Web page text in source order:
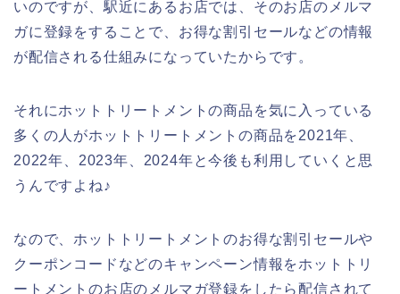
いのですが、駅近にあるお店では、そのお店のメルマ
ガに登録をすることで、お得な割引セールなどの情報
が配信される仕組みになっていたからです。
それにホットトリートメントの商品を気に入っている
多くの人がホットトリートメントの商品を2021年、
2022年、2023年、2024年と今後も利用していくと思
うんですよね♪
なので、ホットトリートメントのお得な割引セールや
クーポンコードなどのキャンペーン情報をホットトリ
ートメントのお店のメルマガ登録をしたら配信されて